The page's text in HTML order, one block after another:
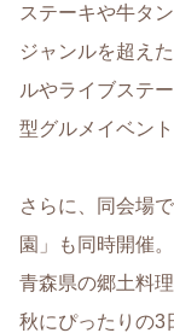
ステーキや牛タ
ジャンルを超え
ルやライブステ
型グルメイベント
さらに、同会場
園」も同時開催。
青森県の郷土料
秋にぴったりの3